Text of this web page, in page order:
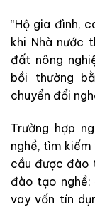
“Hộ gia đình,
khi Nhà nước
đất nông
bồi thường
chuyển đổi
Trường hợp
nghề, tìm
cầu được đào
đào tạo
vay vốn tín